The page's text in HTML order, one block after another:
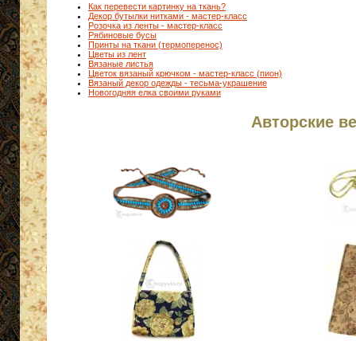
Как перевести картинку на ткань?
Декор бутылки нитками - мастер-класс
Розочка из ленты - мастер-класс
Рябиновые бусы
Принты на ткани (термоперенос)
Цветы из лент
Вязаные листья
Цветок вязаный крючком - мастер-класс (пион)
Вязаный декор одежды - тесьма-украшение
Новогодняя елка своими руками
Авторские